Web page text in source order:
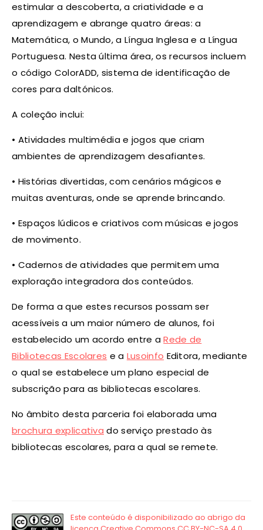
estimular a descoberta, a criatividade e a
aprendizagem e abrange quatro áreas: a
Matemática, o Mundo, a Língua Inglesa e a Língua
Portuguesa. Nesta última área, os recursos incluem
o código ColorADD, sistema de identificação de
cores para daltónicos.
A coleção inclui:
• Atividades multimédia e jogos que criam
ambientes de aprendizagem desafiantes.
• Histórias divertidas, com cenários mágicos e
muitas aventuras, onde se aprende brincando.
• Espaços lúdicos e criativos com músicas e jogos
de movimento.
• Cadernos de atividades que permitem uma
exploração integradora dos conteúdos.
De forma a que estes recursos possam ser
acessíveis a um maior número de alunos, foi
estabelecido um acordo entre aRede de
Bibliotecas Escolares e a Lusoinfo Editora, mediante
o qual se estabelece um plano especial de
subscrição para as bibliotecas escolares.
No âmbito desta parceria foi elaborada uma
brochura explicativa do serviço prestado às
bibliotecas escolares, para a qual se remete.